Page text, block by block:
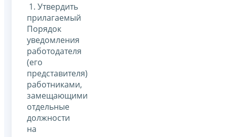
1. Утвердить
прилагаемый
Порядок
уведомления
работодателя
(его
представителя)
работниками,
замещающими
отдельные
должности
на